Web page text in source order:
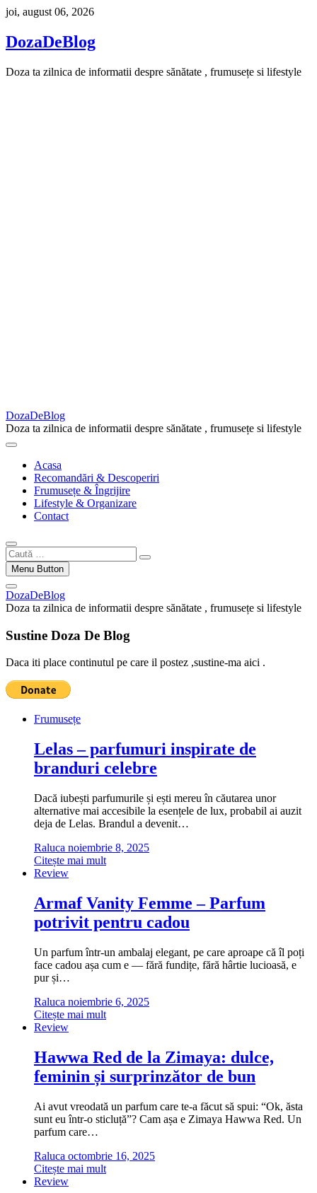
Skip
content
joi, august 06, 2026
DozaDeBlog
Doza ta zilnica de informatii despre sănătate , frumusețe si lifestyle
DozaDeBlog
Doza ta zilnica de informatii despre sănătate , frumusețe si lifestyle
Acasa
Recomandări & Descoperiri
Frumusețe & Îngrijire
Lifestyle & Organizare
Contact
Caută
…Menu Button
DozaDeBlog
Doza ta zilnica de informatii despre sănătate , frumusețe si lifestyle
Sustine Doza De Blog
Daca iti place continutul pe care il postez ,sustine-ma aici .
Frumusețe
Lelas – parfumuri inspirate de
branduri celebre
Dacă iubești parfumurile și ești mereu în căutarea unor
alternative mai accesibile la esențele de lux, probabil ai auzit
deja de Lelas. Brandul a devenit…
Raluca noiembrie 8, 2025
Citește mai mult
Review
Armaf Vanity Femme – Parfum
potrivit pentru cadou
Un parfum într-un ambalaj elegant, pe care aproape că îl poți
face cadou așa cum e — fără fundițe, fără hârtie lucioasă, e
pur și…
Raluca noiembrie 6, 2025
Citește mai mult
Review
Hawwa Red de la Zimaya: dulce,
feminin și surprinzător de bun
Ai avut vreodată un parfum care te-a făcut să spui: “Ok, ăsta
sunt eu într-o sticluță”? Cam așa e Zimaya Hawwa Red. Un
parfum care…
Raluca octombrie 16, 2025
Citește mai mult
Review